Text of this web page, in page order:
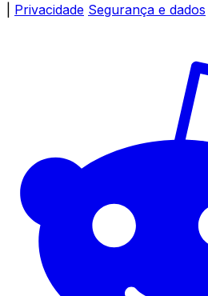
Privacidade Segurança e dados